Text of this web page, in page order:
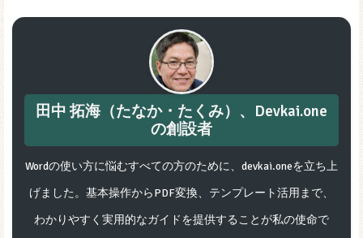
田中 拓海（たなか・たくみ）、Devkai.one
の創設者
Wordの使い方に悩むすべての方のために、devkai.oneを立ち上
げました。基本操作からPDF変換、テンプレート活用まで、
わかりやすく実用的なガイドを提供することが私の使命で